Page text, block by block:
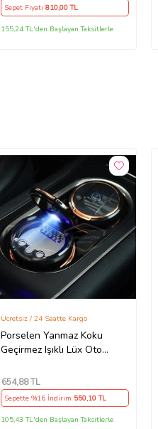
Sepet Fiyatı 810,00 TL
155,24 TL'den Başlayan Taksitlerle
Porselen Yanmaz Koku
Geçirmez Işıklı Lüx Oto
Spor Araç İçi Küllük Gold
Ücretsiz / 24 Saatte Kargo
654,88 TL
Sepette %16 İndirim 550,10 TL
105,43 TL'den Başlayan Taksitlerle